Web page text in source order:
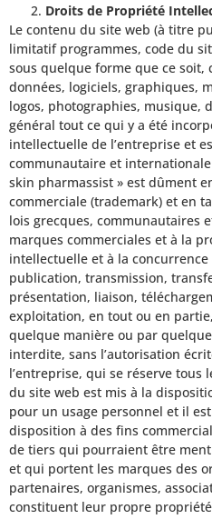
Droits de Propriété
Le contenu du site web (à titre
limitatif programmes, code du
sous quelque forme que ce
données, logiciels, graphiques,
logos, photographies, musique,
général tout ce qui y a été
intellectuelle de l’entreprise et
communautaire et
skin pharmassist » est dûment
commerciale (trademark) et en
lois grecques, communautaires
marques commerciales et à la
intellectuelle et à la
publication, transmission,
présentation, liaison,
exploitation, en tout ou en
quelque manière ou par
interdite, sans l’autorisation
l’entreprise, qui se réserve tous
du site web est mis à la
pour un usage personnel et il
disposition à des fins
de tiers qui pourraient être
et qui portent les marques des
partenaires, organismes,
constituent leur propre